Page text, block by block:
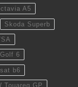
A5
Skoda Superb
6
b6
Touareg GP